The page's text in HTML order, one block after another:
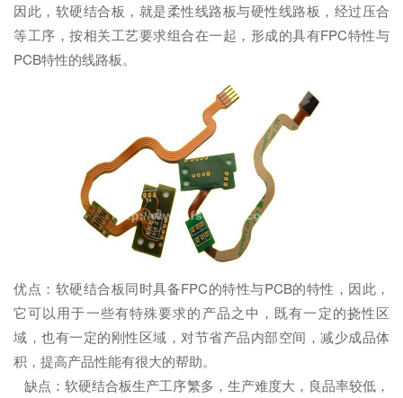
因此，软硬结合板，就是柔性线路板与硬性线路板，经过压合
等工序，按相关工艺要求组合在一起，形成的具有FPC特性与
PCB特性的线路板。
优点：软硬结合板同时具备FPC的特性与PCB的特性，因此，
它可以用于一些有特殊要求的产品之中，既有一定的挠性区
域，也有一定的刚性区域，对节省产品内部空间，减少成品体
积，提高产品性能有很大的帮助。
缺点：软硬结合板生产工序繁多，生产难度大，良品率较低，